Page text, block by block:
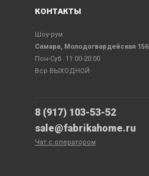
КОНТАКТЫ
Шоу-рум
Самара, Молодогвардейская 156
Пон-Суб 11:00-20:00
Вср ВЫХОДНОЙ
8 (917) 103-53-52
sale@fabrikahome.ru
Чат с оператором